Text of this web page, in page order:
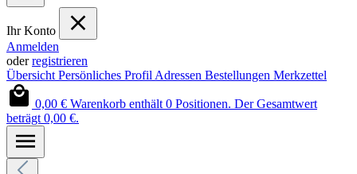
Ihr Konto
Anmelden
oderregistrieren
Übersicht Persönliches Profil Adressen Bestellungen Merkzettel
0,00 € Warenkorb enthält 0 Positionen. Der Gesamtwert
beträgt 0,00 €.